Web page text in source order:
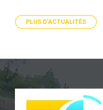
PLUS D'ACTUALITÉS